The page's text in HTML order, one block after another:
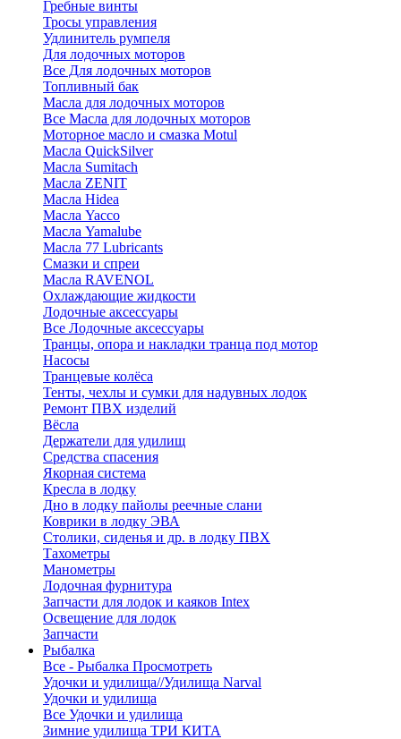
Гребные винты
Тросы управления
Удлинитель румпеля
Для лодочных моторов
Все Для лодочных моторов
Топливный бак
Масла для лодочных моторов
Все Масла для лодочных моторов
Моторное масло и смазка Motul
Масла QuickSilver
Масла Sumitach
Масла ZENIT
Масла Hidea
Масла Yacco
Масла Yamalube
Масла 77 Lubricants
Смазки и спреи
Масла RAVENOL
Охлаждающие жидкости
Лодочные аксессуары
Все Лодочные аксессуары
Транцы, опора и накладки транца под мотор
Насосы
Транцевые колёса
Тенты, чехлы и сумки для надувных лодок
Ремонт ПВХ изделий
Вёсла
Держатели для удилищ
Средства спасения
Якорная система
Кресла в лодку
Дно в лодку пайолы реечные слани
Коврики в лодку ЭВА
Столики, сиденья и др. в лодку ПВХ
Тахометры
Манометры
Лодочная фурнитура
Запчасти для лодок и каяков Intex
Освещение для лодок
Запчасти
Рыбалка
Все - Рыбалка Просмотреть
Удочки и удилища//Удилища Narval
Удочки и удилища
Все Удочки и удилища
Зимние удилища ТРИ КИТА